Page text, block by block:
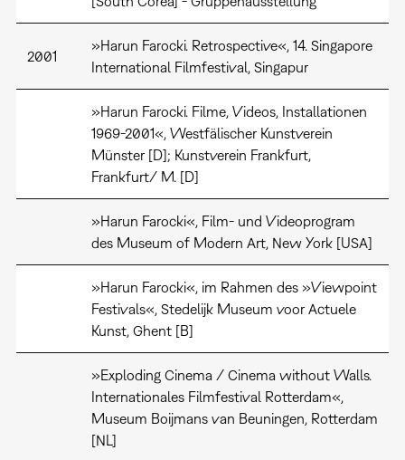
2001
»Harun Farocki. Retrospective«, 14. Singapore
International Filmfestival, Singapur
»Harun Farocki. Filme, Videos, Installationen
1969-2001«, Westfälischer Kunstverein
Münster [D]; Kunstverein Frankfurt,
Frankfurt/ M. [D]
»Harun Farocki«, Film- und Videoprogram
des Museum of Modern Art, New York [USA]
»Harun Farocki«, im Rahmen des »Viewpoint
Festivals«, Stedelijk Museum voor Actuele
Kunst, Ghent [B]
»Exploding Cinema / Cinema without Walls.
Internationales Filmfestival Rotterdam«,
Museum Boijmans van Beuningen, Rotterdam
[NL]